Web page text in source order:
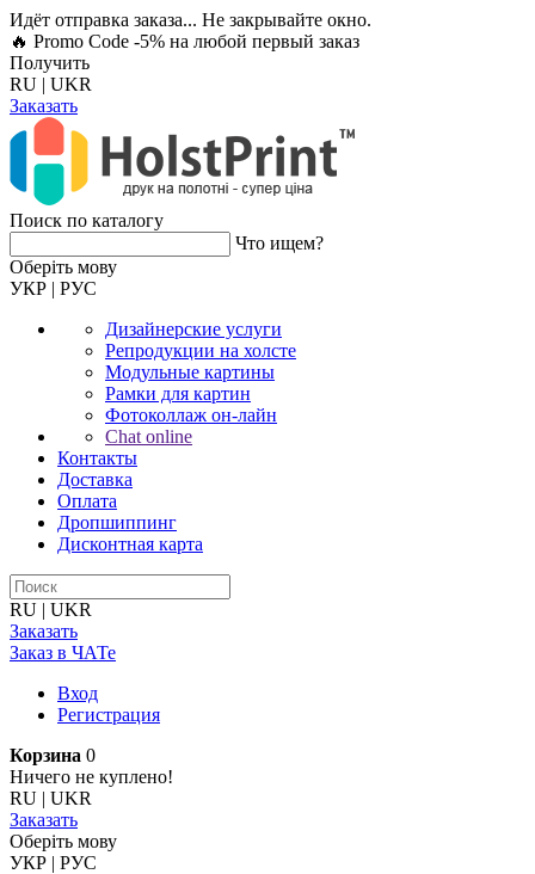
Идёт отправка заказа... Не закрывайте окно.
🔥 Promo Code -5% на любой первый заказ
Получить
RU | UKR
Заказать
Поиск по каталогу
Что ищем?
Оберiть мову
УКР | РУС
Дизайнерские услуги
Репродукции на холсте
Модульные картины
Рамки для картин
Фотоколлаж он-лайн
Chat online
Контакты
Доставка
Оплата
Дропшиппинг
Дисконтная карта
RU | UKR
Заказать
Заказ в ЧАТе
Вход
Регистрация
Корзина 0
Ничего не куплено!
RU | UKR
Заказать
Оберiть мову
УКР | РУС